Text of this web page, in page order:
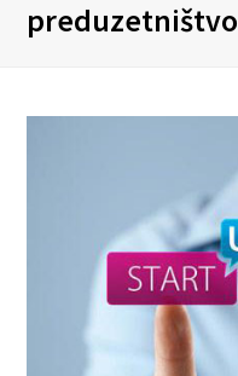
preduzetništvo